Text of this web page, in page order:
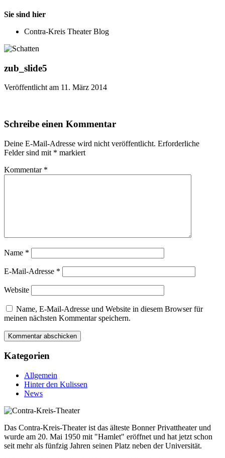
Sie sind hier
Contra-Kreis Theater Blog
zub_slide5
Veröffentlicht am 11. März 2014
Schreibe einen Kommentar
Deine E-Mail-Adresse wird nicht veröffentlicht. Erforderliche
Felder sind mit * markiert
Kommentar *
Name *
E-Mail-Adresse *
Website
Name, E-Mail-Adresse und Website in diesem Browser für
meinen nächsten Kommentar speichern.
Kategorien
Allgemein
Hinter den Kulissen
News
Das Contra-Kreis-Theater ist das älteste Bonner Privattheater und
wurde am 20. Mai 1950 mit "Hamlet" eröffnet und hat jetzt schon
seit mehr als fünfzig Jahren seinen Platz neben der Universität.